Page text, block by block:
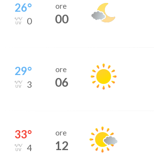
26°
0
ore
00
29°
3
ore
06
33°
4
ore
12